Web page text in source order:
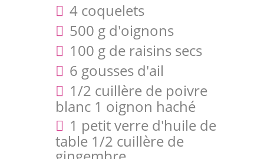
4 coquelets
500 g d'oignons
100 g de raisins secs
6 gousses d'ail
1/2 cuillère de poivre
blanc 1 oignon haché
1 petit verre d'huile de
table 1/2 cuillère de